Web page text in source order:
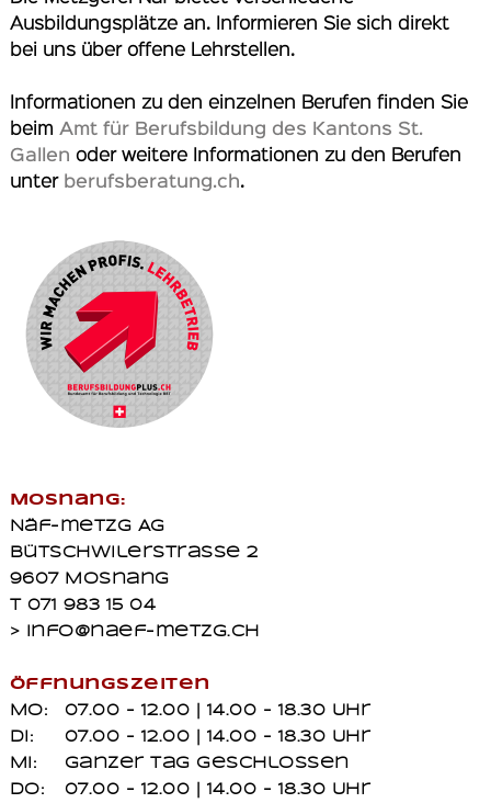
Ausbildungsplätze an. Informieren Sie sich direkt
bei uns über offene Lehrstellen.
Informationen zu den einzelnen Berufen finden Sie
beim Amt für Berufsbildung des Kantons St.
Gallen oder weitere Informationen zu den Berufen
unter berufsberatung.ch.
Mosnang:
Näf-metzg AG
Bütschwilerstrasse 2
9607 Mosnang
T 071 983 15 04
> info@naef-metzg.ch
Öffnungszeiten
Mo:
07.00 - 12.00 | 14.00 - 18.30 Uhr
Di:
07.00 - 12.00 | 14.00 - 18.30 Uhr
Mi:
ganzer Tag geschlossen
Do:
07.00 - 12.00 | 14.00 - 18.30 Uhr